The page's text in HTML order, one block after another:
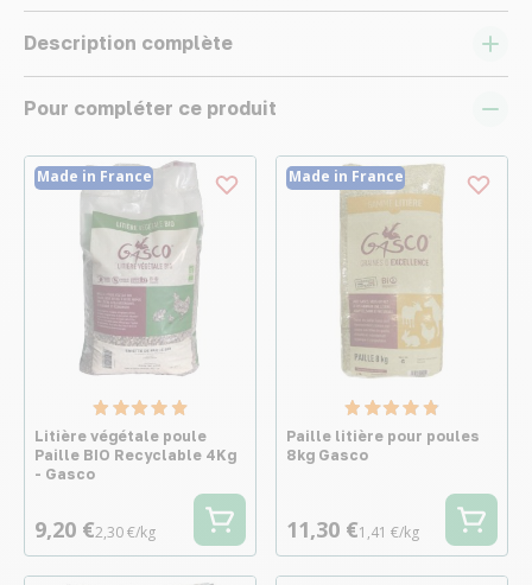
Description complète
Pour compléter ce produit
Made in France
Litière végétale poule
Paille BIO Recyclable 4Kg
- Gasco
9,20 €2,30 €/kg
Made in France
Paille litière pour poules
8kg Gasco
11,30 €1,41 €/kg